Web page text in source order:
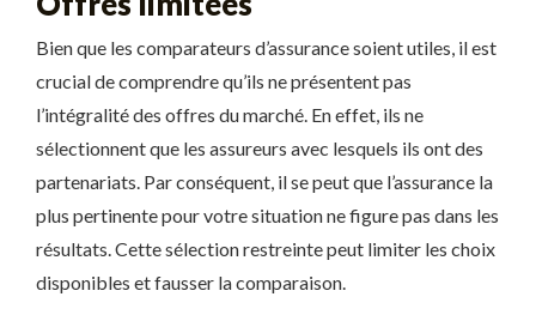
Bien que les comparateurs d’assurance soient utiles, il est
crucial de comprendre qu’ils ne présentent pas
l’intégralité des offres du marché. En effet, ils ne
sélectionnent que les assureurs avec lesquels ils ont des
partenariats. Par conséquent, il se peut que l’assurance la
plus pertinente pour votre situation ne figure pas dans les
résultats. Cette sélection restreinte peut limiter les choix
disponibles et fausser la comparaison.